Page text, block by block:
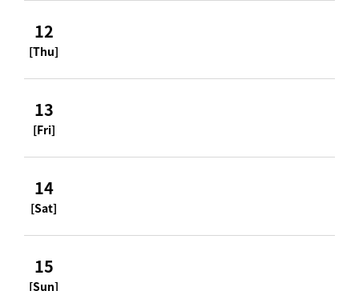
12
[Thu]
13
[Fri]
14
[Sat]
15
[Sun]